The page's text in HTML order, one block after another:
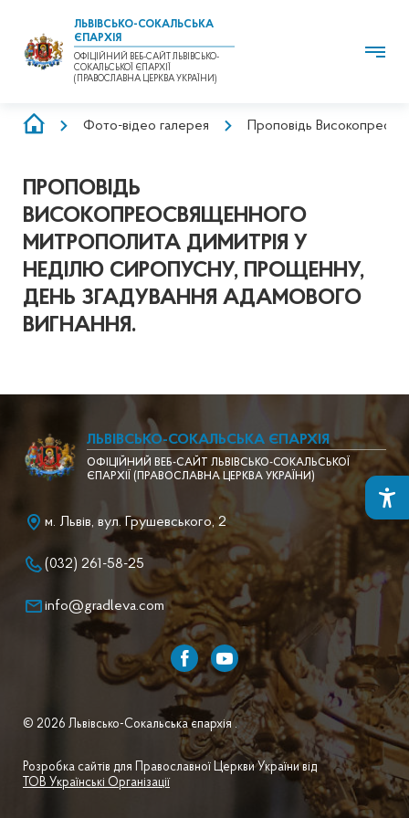
ЛЬВІВСЬКО-СОКАЛЬСЬКА
ЄПАРХІЯ
ОФІЦІЙНИЙ ВЕБ-САЙТ ЛЬВІВСЬКО-
СОКАЛЬСЬКОЇ ЄПАРХІЇ
(ПРАВОСЛАВНА ЦЕРКВА УКРАЇНИ)
РЯДОКФото-відео галерея Проповідь
ПРОПОВІДЬ
ВИСОКОПРЕОСВЯЩЕННОГО
МИТРОПОЛИТА ДИМИТРІЯ У
НЕДІЛЮ СИРОПУСНУ, ПРОЩЕННУ,
ДЕНЬ ЗГАДУВАННЯ АДАМОВОГО
ВИГНАННЯ.
ЛЬВІВСЬКО-СОКАЛЬСЬКА ЄПАРХІЯ
ОФІЦІЙНИЙ ВЕБ-САЙТ ЛЬВІВСЬКО-СОКАЛЬСЬКОЇ
ЄПАРХІЇ (ПРАВОСЛАВНА ЦЕРКВА УКРАЇНИ)
м. Львів, вул. Грушевського, 2
(032) 261-58-25
info@gradleva.com
© 2026 Львівсько-Сокальська єпархія .
Розробка сайтів для Православної Церкви України від
ТОВ Українські Організації